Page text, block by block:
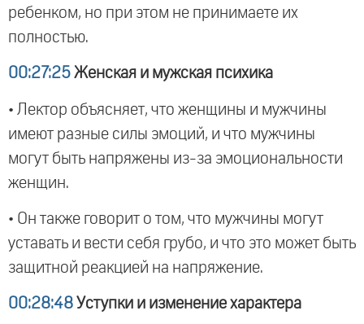
ребенком, но при этом не принимаете их
полностью.
00:27:25 Женская и мужская психика
• Лектор объясняет, что женщины и мужчины
имеют разные силы эмоций, и что мужчины
могут быть напряжены из-за эмоциональности
женщин.
• Он также говорит о том, что мужчины могут
уставать и вести себя грубо, и что это может быть
защитной реакцией на напряжение.
00:28:48 Уступки и изменение характера